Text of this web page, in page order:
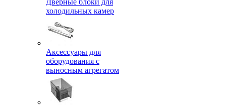
холодильных камер
Аксессуары для
оборудования с
выносным агрегатом